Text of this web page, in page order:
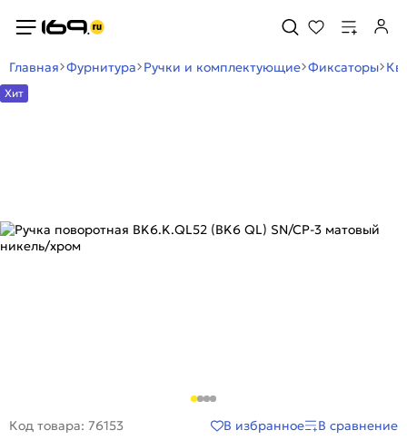
Главная Фурнитура Ручки и комплектующие Фиксаторы
Хит
Код товара: 76153 В избранное
В сравнение